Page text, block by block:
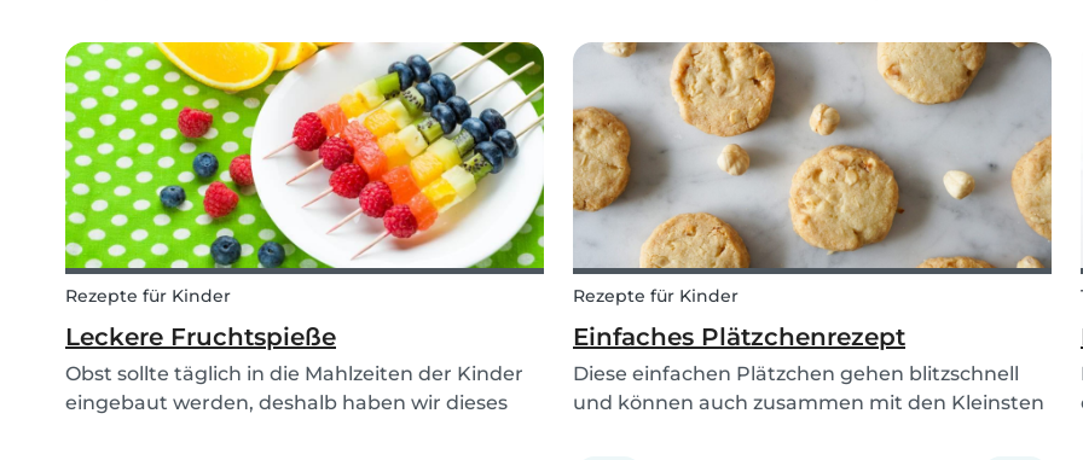
du quasi für dich selbst. Wenn du nicht so recht
weißt, wie du ein gutes Babysits Profil erstellst,...
Gemüsegarten geht das ganz einfach. Vor allem
wenn die Kinder beim "Pflanzen" helfen durften,
macht...
Rezepte für Kinder
Leckere Fruchtspieße
Obst sollte täglich in die Mahlzeiten der Kinder
eingebaut werden, deshalb haben wir dieses
Rezepte für Kinder
Einfaches Plätzchenrezept
Diese einfachen Plätzchen gehen blitzschnell
und können auch zusammen mit den Kleinsten